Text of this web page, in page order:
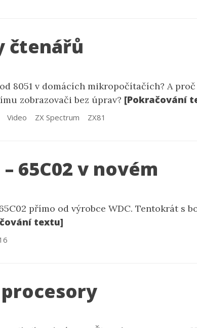
čtenářů
8051 v domácích mikropočítačích? A
zobrazovači bez úprav? [Pokračování
Video ZX Spectrum ZX81
65C02 v novém
přímo od výrobce WDC. Tentokrát s
textu]